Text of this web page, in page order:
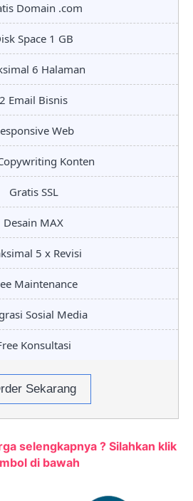
Domain .com
Space 1 GB
6 Halaman
2 Email Bisnis
Web
Konten
Gratis SSL
Desain MAX
5 x Revisi
Maintenance
Sosial Media
Konsultasi
Sekarang
selengkapnya ? Silahkan klik
di bawah